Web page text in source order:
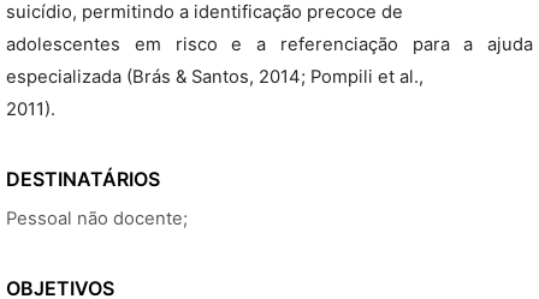
suicídio, permitindo a identificação precoce de
adolescentes em risco e a referenciação para a ajuda
especializada (Brás & Santos, 2014; Pompili et al.,
2011).
DESTINATÁRIOS
Pessoal não docente;
OBJETIVOS